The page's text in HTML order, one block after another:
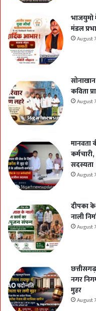
भाजयुमो
मंडल
August
कविता
August
मानवता
सदस्यता
August
दीपका
नाली
August
नगर
मुहर
August